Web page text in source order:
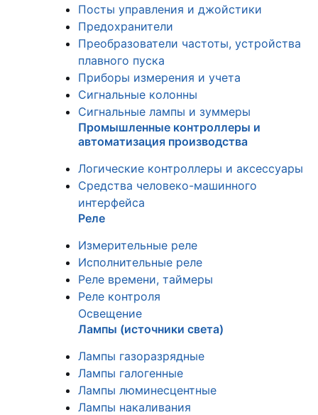
Посты управления и джойстики
Предохранители
Преобразователи частоты, устройства
плавного пуска
Приборы измерения и учета
Сигнальные колонны
Сигнальные лампы и зуммеры
Промышленные контроллеры и
автоматизация производства
Логические контроллеры и аксессуары
Средства человеко-машинного
интерфейса
Реле
Измерительные реле
Исполнительные реле
Реле времени, таймеры
Реле контроля
Освещение
Лампы (источники света)
Лампы газоразрядные
Лампы галогенные
Лампы люминесцентные
Лампы накаливания